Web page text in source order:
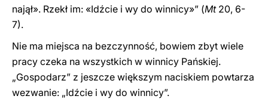
najął». Rzekł im: «Idźcie i wy do winnicy»” (Mt20, 6-
7).
Nie ma miejsca na bezczynność, bowiem zbyt wiele
pracy czeka na wszystkich w winnicy Pańskiej.
„Gospodarz” z jeszcze większym naciskiem powtarza
wezwanie: „Idźcie i wy do winnicy”.